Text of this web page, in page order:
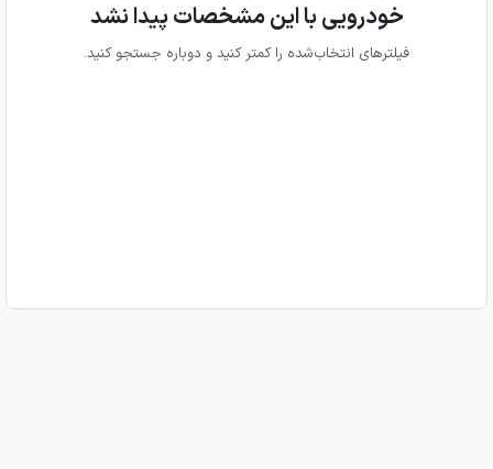
خودرویی با این مشخصات پیدا نشد
فیلترهای انتخاب‌شده را کمتر کنید و دوباره جستجو کنید.